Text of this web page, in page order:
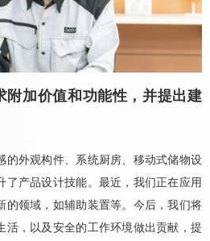
附加价值和功能性，并提出建
的外观构件、系统厨房、移动式储物设
了产品设计技能。最近，我们正在应用
的领域，如辅助装置等。今后，我们将
活，以及安全的工作环境做出贡献，提